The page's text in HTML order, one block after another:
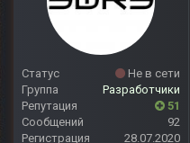
Статус
Не в сети
Группа
Разработчики
Репутация
51
Сообщений
92
Регистрация
28.07.2020